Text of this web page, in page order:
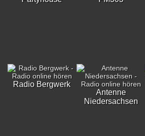
Radio Bergwerk
Antenne
Niedersachsen